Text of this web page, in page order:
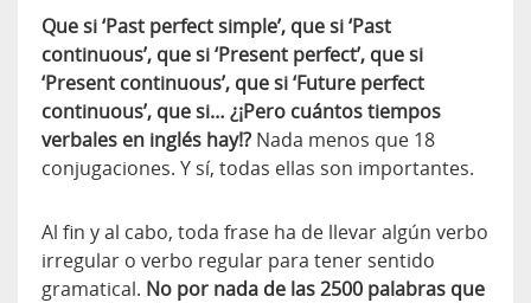
Que si ‘Past perfect simple’, que si ‘Past
continuous’, que si ‘Present perfect’, que si
‘Present continuous’, que si ‘Future perfect
continuous’, que si… ¿¡Pero cuántos tiempos
verbales en inglés hay!? Nada menos que 18
conjugaciones. Y sí, todas ellas son importantes.
Al fin y al cabo, toda frase ha de llevar algún verbo
irregular o verbo regular para tener sentido
gramatical. No por nada de las 2500 palabras que